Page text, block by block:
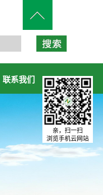
联系我们
亲，扫一扫
浏览手机云网站